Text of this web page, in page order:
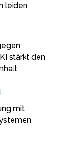
leiden
stärkt den
mit